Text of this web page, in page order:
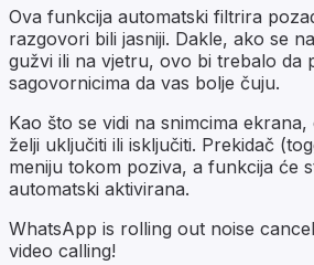
Ova funkcija automatski filtrira
razgovori bili jasniji. Dakle, ako se
gužvi ili na vjetru, ovo bi trebalo da
sagovornicima da vas bolje čuju.
Kao što se vidi na snimcima
želji uključiti ili isključiti. Prekidač
meniju tokom poziva, a funkcija će
automatski aktivirana.
WhatsApp is rolling out noise
video calling!